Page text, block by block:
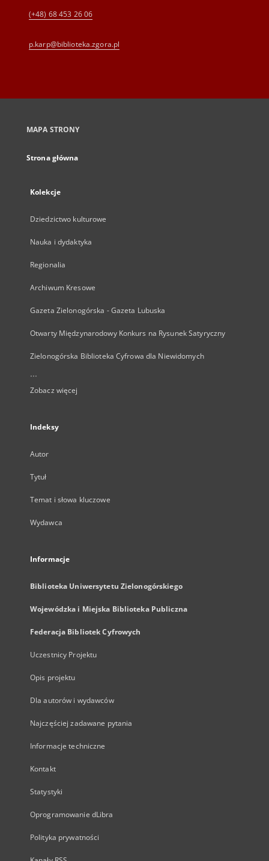
(+48) 68 453 26 06
p.karp@biblioteka.zgora.pl
MAPA STRONY
Strona główna
Kolekcje
Dziedzictwo kulturowe
Nauka i dydaktyka
Regionalia
Archiwum Kresowe
Gazeta Zielonogórska - Gazeta Lubuska
Otwarty Międzynarodowy Konkurs na Rysunek Satyryczny
Zielonogórska Biblioteka Cyfrowa dla Niewidomych
...
Zobacz więcej
Indeksy
Autor
Tytuł
Temat i słowa kluczowe
Wydawca
Informacje
Biblioteka Uniwersytetu Zielonogórskiego
Wojewódzka i Miejska Biblioteka Publiczna
Federacja Bibliotek Cyfrowych
Uczestnicy Projektu
Opis projektu
Dla autorów i wydawców
Najczęściej zadawane pytania
Informacje techniczne
Kontakt
Statystyki
Oprogramowanie dLibra
Polityka prywatności